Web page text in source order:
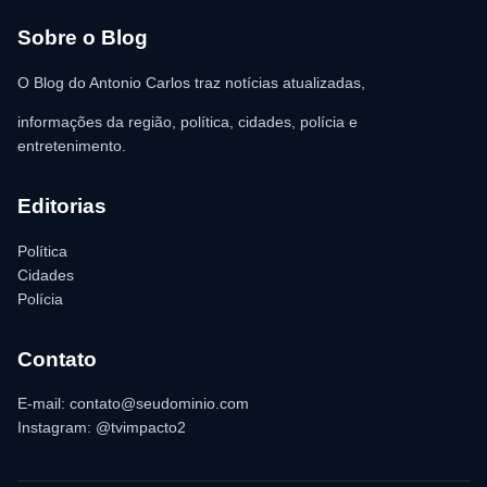
para as providências legais.
Sobre o Blog
O Blog do Antonio Carlos traz notícias atualizadas,
informações da região, política, cidades, polícia e
entretenimento.
Editorias
Política
Cidades
Polícia
Contato
E-mail: contato@seudominio.com
Instagram: @tvimpacto2